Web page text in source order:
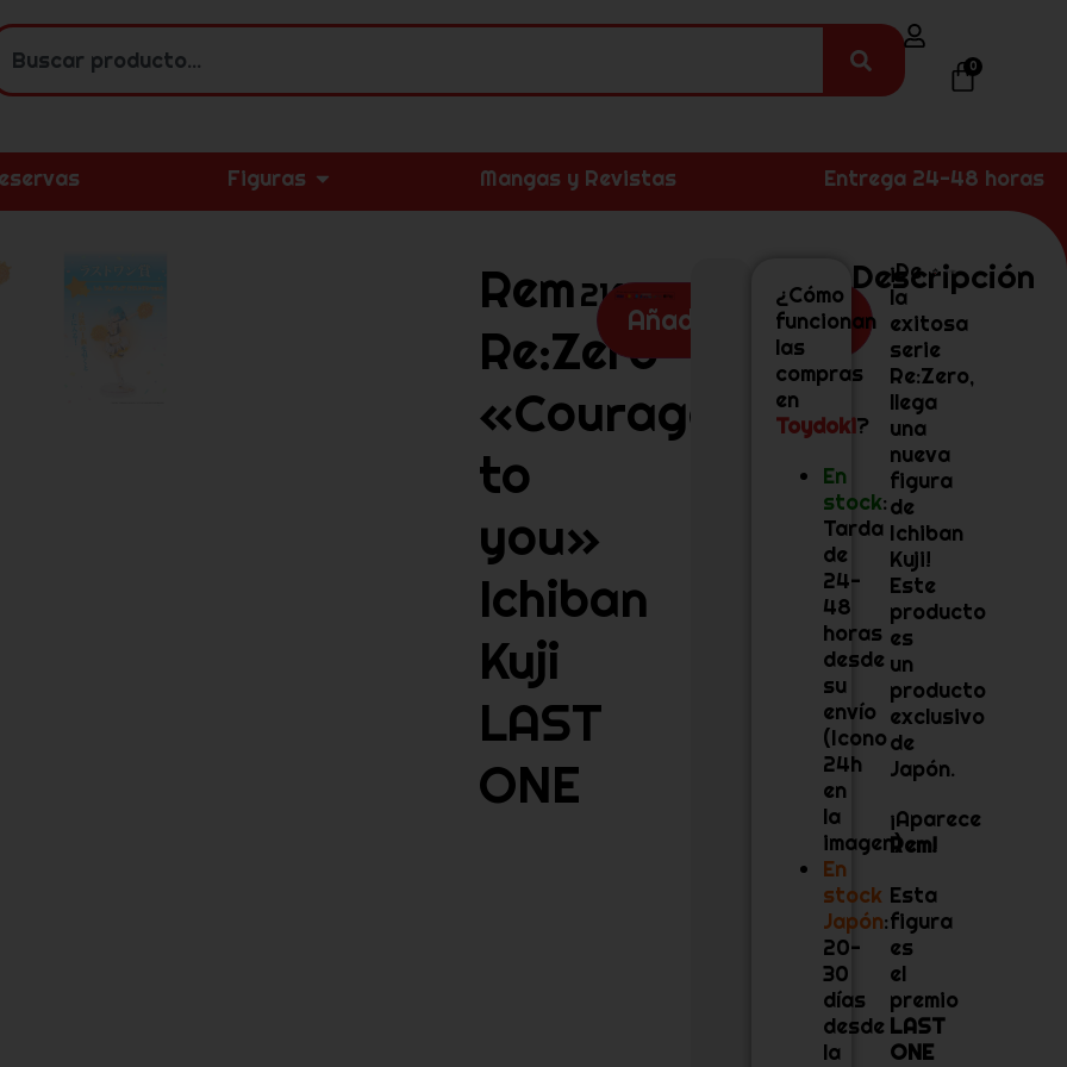
0
Figuras Mangas y Revistas Entrega 24-48 horas
Rem
Re:Zero
«Courage
to
you»
Ichiban
Kuji
LAST
ONE
216,99€
Añadir al carrito
¿Cómo
funcionan
las
compras
en
Toydoki?
En
stock:
Tarda
de
24-
48
horas
desde
su
envío
(Icono
24h
en
la
imagen)
En
stock
Japón:
20-
30
días
desde
la
Descripción
¡De
la
exitosa
serie
Re:Zero,
llega
una
nueva
figura
de
Ichiban
Kuji!
Este
producto
es
un
producto
exclusivo
de
Japón.
¡Aparece
Rem!
Esta
figura
es
el
premio
LAST
ONE